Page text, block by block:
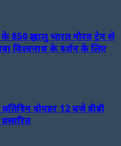
श्रद्धालु भारत गौरव ट्रेन से
विश्वनाथ के दर्शन के लिए
दोपहर 12 बजे डीडी